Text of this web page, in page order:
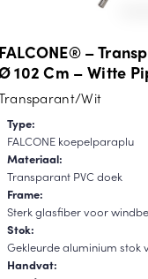
FALCONE® –
102 Cm – Witte
Wit
Type:
FALCONE koepelparaplu
Materiaal:
Transparant PVC doek
Frame:
Sterk glasfiber voor
Stok:
Gekleurde aluminium stok
Handvat: